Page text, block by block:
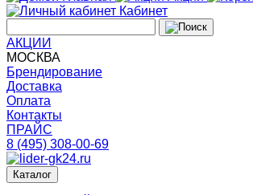
Кабинет
АКЦИИ
МОСКВА
Брендирование
Доставка
Оплата
Контакты
ПРАЙС
8 (495) 308-00-69
Каталог